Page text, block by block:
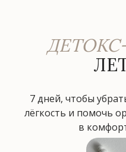
7 дней, чтобы
лёгкость и помочь
в